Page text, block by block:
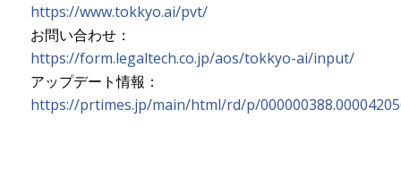
https://www.tokkyo.ai/pvt/
お問い合わせ：
https://form.legaltech.co.jp/aos/tokkyo-ai/input/
アップデート情報：
https://prtimes.jp/main/html/rd/p/